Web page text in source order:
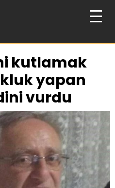
kutlamak
yapan
vurdu